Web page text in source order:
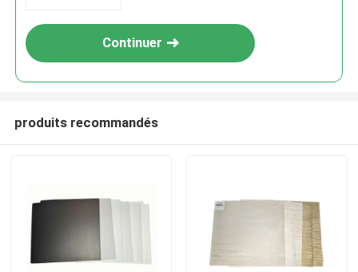
Continuer
produits recommandés